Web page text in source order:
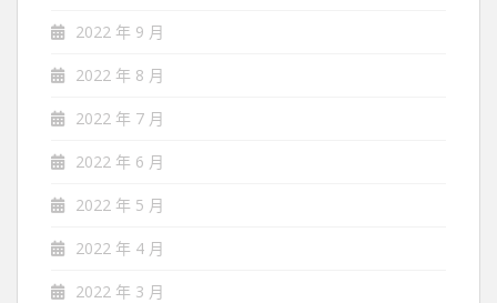
2022 年 9 月
2022 年 8 月
2022 年 7 月
2022 年 6 月
2022 年 5 月
2022 年 4 月
2022 年 3 月